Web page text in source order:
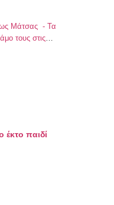
Μάτσας - Τα
τους στις
παιδί